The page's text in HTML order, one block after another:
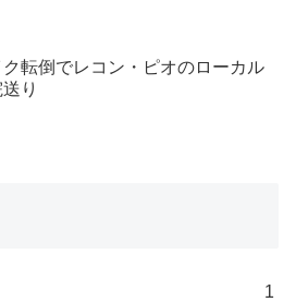
ク転倒でレコン・ピオのローカル
り
1